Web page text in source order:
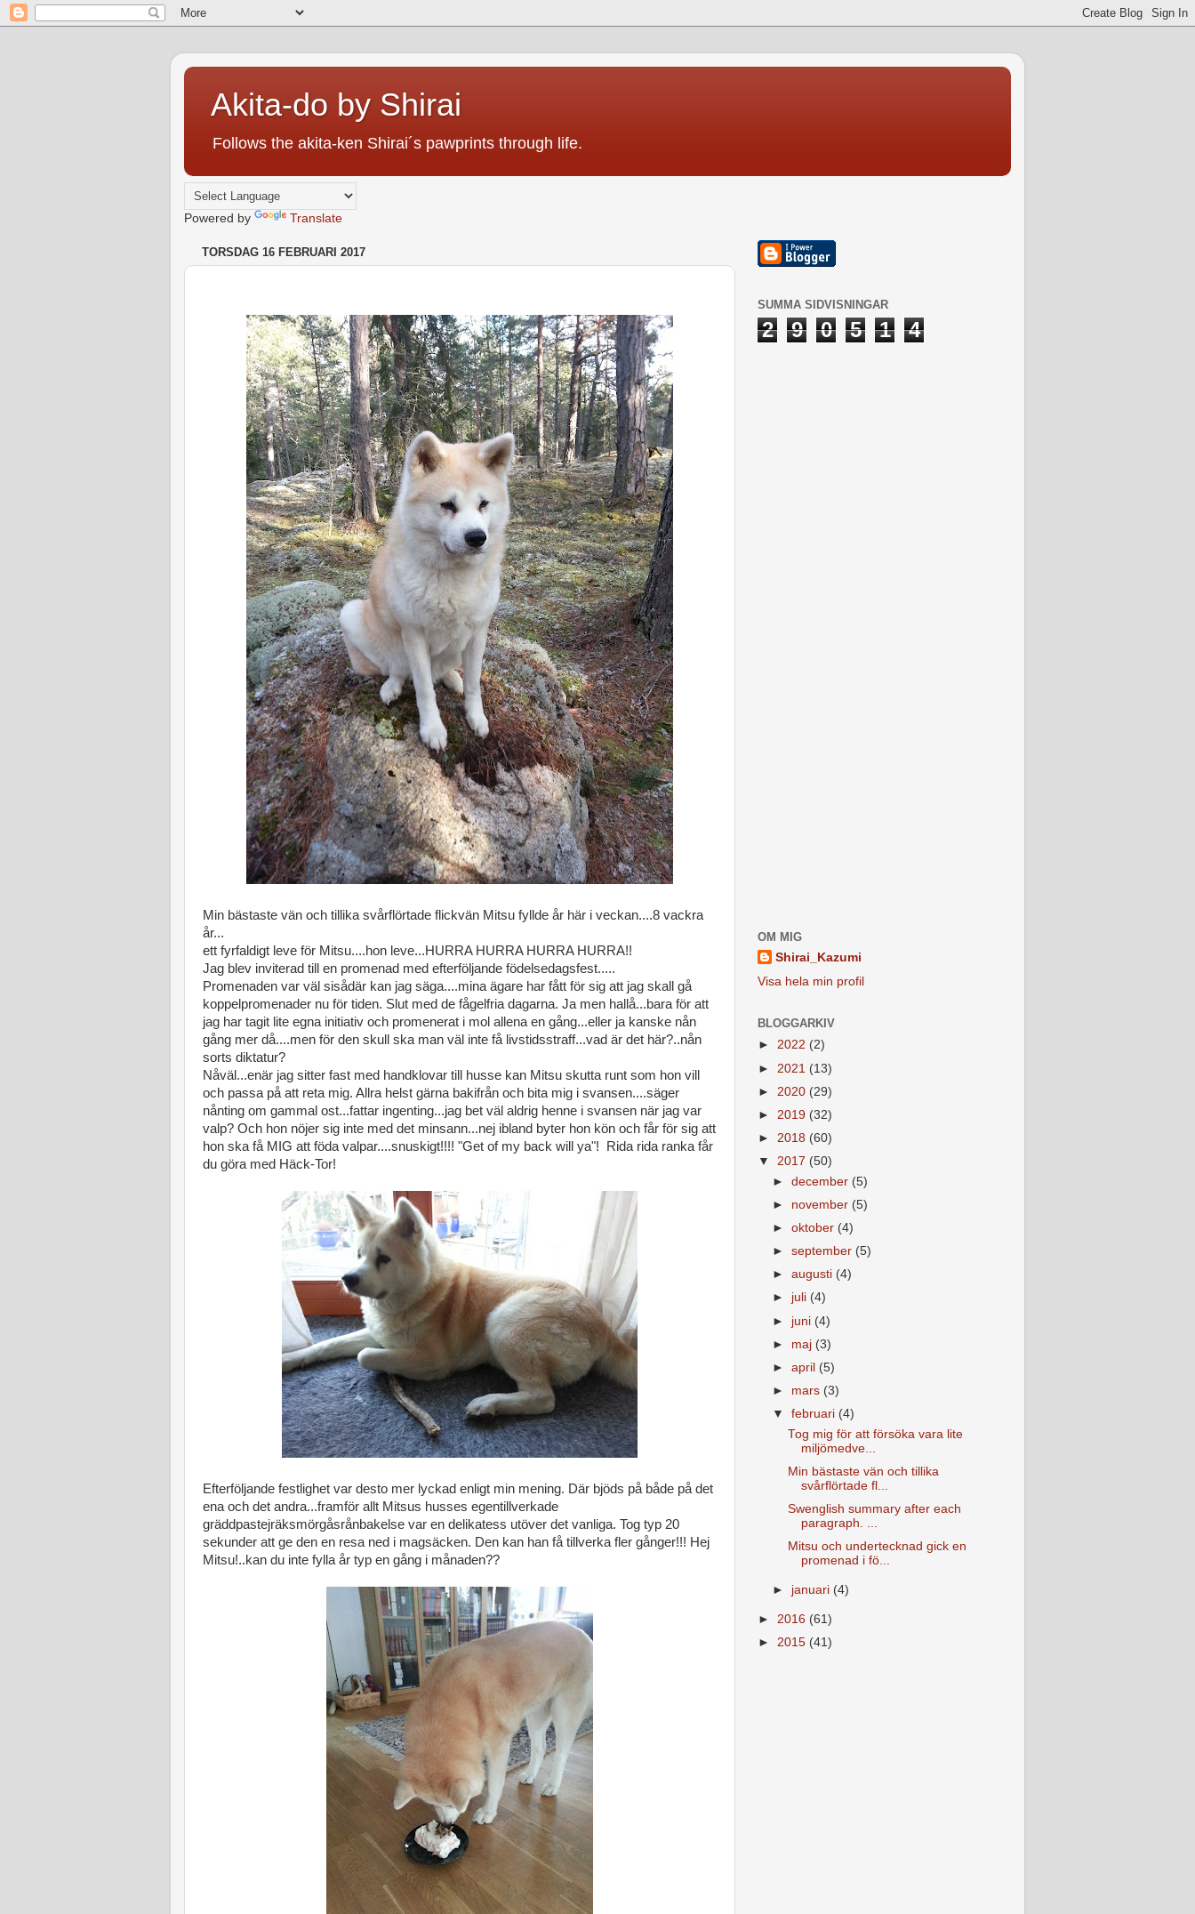
Akita-do by Shirai
Follows the akita-ken Shirai´s pawprints through life.
Powered by Translate
TORSDAG 16 FEBRUARI 2017
Min bästaste vän och tillika svårflörtade flickvän Mitsu fyllde år här i veckan....8 vackra
år...
ett fyrfaldigt leve för Mitsu....hon leve...HURRA HURRA HURRA HURRA!!
Jag blev inviterad till en promenad med efterföljande födelsedagsfest.....
Promenaden var väl sisådär kan jag säga....mina ägare har fått för sig att jag skall gå
koppelpromenader nu för tiden. Slut med de fågelfria dagarna. Ja men hallå...bara för att
jag har tagit lite egna initiativ och promenerat i mol allena en gång...eller ja kanske nån
gång mer då....men för den skull ska man väl inte få livstidsstraff...vad är det här?..nån
sorts diktatur?
Nåväl...enär jag sitter fast med handklovar till husse kan Mitsu skutta runt som hon vill
och passa på att reta mig. Allra helst gärna bakifrån och bita mig i svansen....säger
nånting om gammal ost...fattar ingenting...jag bet väl aldrig henne i svansen när jag var
valp? Och hon nöjer sig inte med det minsann...nej ibland byter hon kön och får för sig att
hon ska få MIG att föda valpar....snuskigt!!!! "Get of my back will ya"! Rida rida ranka får
du göra med Häck-Tor!
Efterföljande festlighet var desto mer lyckad enligt min mening. Där bjöds på både på det
ena och det andra...framför allt Mitsus husses egentillverkade
gräddpastejräksmörgåsrånbakelse var en delikatess utöver det vanliga. Tog typ 20
sekunder att ge den en resa ned i magsäcken. Den kan han få tillverka fler gånger!!! Hej
Mitsu!..kan du inte fylla år typ en gång i månaden??
SUMMA SIDVISNINGAR
2 9 0 5 1 4
OM MIG
Shirai_Kazumi
Visa hela min profil
BLOGGARKIV
► 2022 (2)
► 2021 (13)
► 2020 (29)
► 2019 (32)
► 2018 (60)
▼ 2017 (50)
►december (5)
► november (5)
►oktober (4)
►september (5)
►augusti (4)
► juli (4)
► juni (4)
► maj (3)
►april (5)
► mars (3)
▼februari (4)
Tog mig för att försöka vara lite
miljömedve...
Min bästaste vän och tillika
svårflörtade fl...
Swenglish summary after each
paragraph. ...
Mitsu och undertecknad gick en
promenad i fö...
► januari (4)
► 2016 (61)
► 2015 (41)